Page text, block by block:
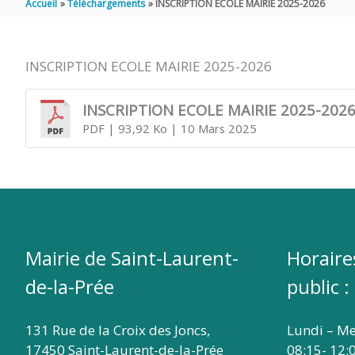
LAURENT
DE
PRÉE
Accueil Téléchargements INSCRIPTION ECOLE MAIRIE 2025-2026
INSCRIPTION ECOLE MAIRIE 2025-2026
INSCRIPTION ECOLE MAIRIE 2025-2026
PDF| 93,92 Ko | 10 Mars 2025
Mairie de Saint-Laurent-
de-la-Prée
131 Rue de la Croix des Joncs,
17450 Saint-Laurent-de-la-Prée
public :
Lundi –
08:15-